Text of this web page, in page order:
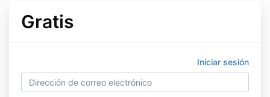
Gratis
Iniciar sesión